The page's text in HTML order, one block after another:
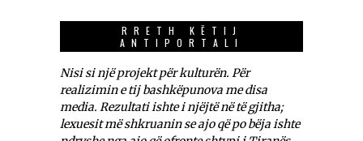
RRETH KËTIJ
ANTIPORTALI
Nisi si një projekt për kulturën. Për
realizimin e tij bashkëpunova me disa
media. Rezultati ishte i njëjtë në të gjitha;
lexuesit më shkruanin se ajo që po bëja ishte